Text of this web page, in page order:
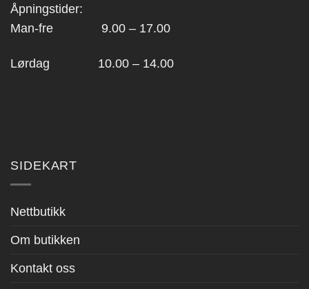
Åpningstider:
Man-fre 9.00 – 17.00
Lørdag 10.00 – 14.00
SIDEKART
Nettbutikk
Om butikken
Kontakt oss